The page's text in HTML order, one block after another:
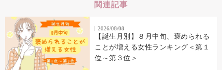
関連記事
2026/08/08
【誕生月別】８月中旬、褒められる
ことが増える女性ランキング＜第１
位～第３位＞